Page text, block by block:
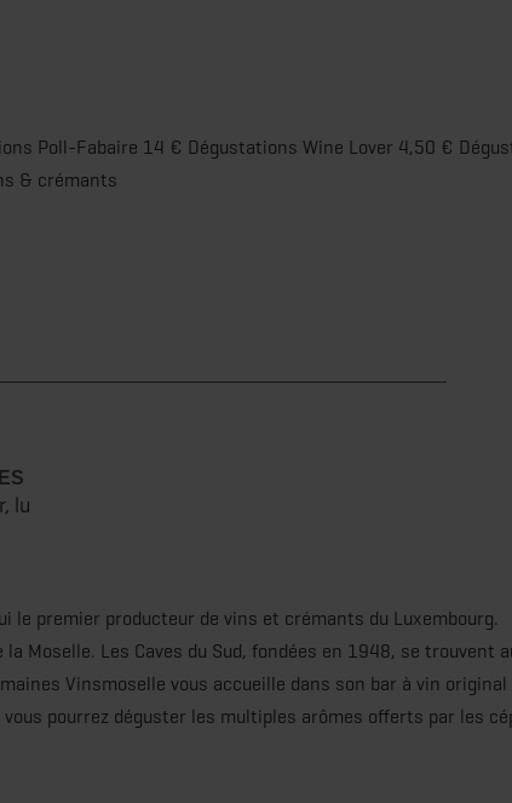
Poll-Fabaire 14 € Dégustations Wine Lover 4,50 €
& crémants
lu
le premier producteur de vins et crémants du Luxembourg.
Moselle. Les Caves du Sud, fondées en 1948, se trouvent
Vinsmoselle vous accueille dans son bar à vin original
pourrez déguster les multiples arômes offerts par les